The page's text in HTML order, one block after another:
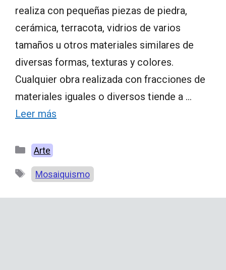
realiza con pequeñas piezas de piedra,
cerámica, terracota, vidrios de varios
tamaños u otros materiales similares de
diversas formas, texturas y colores.
Cualquier obra realizada con fracciones de
materiales iguales o diversos tiende a …
Leer más
Categorías
Arte
Etiquetas
Mosaiquismo